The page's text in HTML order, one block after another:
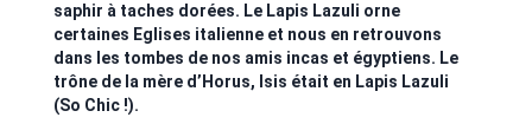
saphir à taches dorées. Le Lapis Lazuli orne
certaines Eglises italienne et nous en retrouvons
dans les tombes de nos amis incas et égyptiens. Le
trône de la mère d’Horus, Isis était en Lapis Lazuli
(So Chic !).